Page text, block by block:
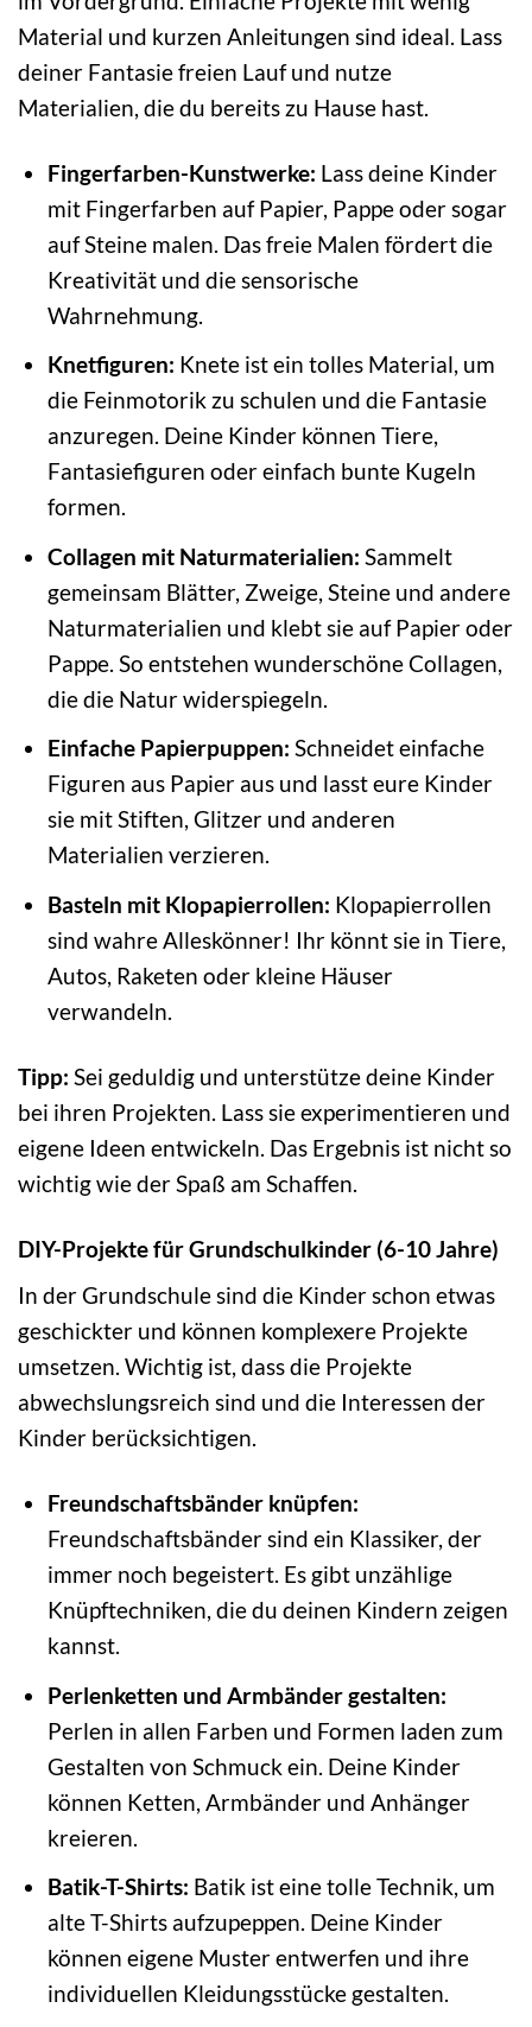
Material und kurzen Anleitungen sind ideal. Lass
deiner Fantasie freien Lauf und nutze
Materialien, die du bereits zu Hause hast.
Fingerfarben-Kunstwerke: Lass deine Kinder
mit Fingerfarben auf Papier, Pappe oder sogar
auf Steine malen. Das freie Malen fördert die
Kreativität und die sensorische
Wahrnehmung.
Knetfiguren: Knete ist ein tolles Material, um
die Feinmotorik zu schulen und die Fantasie
anzuregen. Deine Kinder können Tiere,
Fantasiefiguren oder einfach bunte Kugeln
formen.
Collagen mit Naturmaterialien: Sammelt
gemeinsam Blätter, Zweige, Steine und andere
Naturmaterialien und klebt sie auf Papier oder
Pappe. So entstehen wunderschöne Collagen,
die die Natur widerspiegeln.
Einfache Papierpuppen: Schneidet einfache
Figuren aus Papier aus und lasst eure Kinder
sie mit Stiften, Glitzer und anderen
Materialien verzieren.
Basteln mit Klopapierrollen: Klopapierrollen
sind wahre Alleskönner! Ihr könnt sie in Tiere,
Autos, Raketen oder kleine Häuser
verwandeln.
Tipp: Sei geduldig und unterstütze deine Kinder
bei ihren Projekten. Lass sie experimentieren und
eigene Ideen entwickeln. Das Ergebnis ist nicht so
wichtig wie der Spaß am Schaffen.
DIY-Projekte für Grundschulkinder (6-10 Jahre)
In der Grundschule sind die Kinder schon etwas
geschickter und können komplexere Projekte
umsetzen. Wichtig ist, dass die Projekte
abwechslungsreich sind und die Interessen der
Kinder berücksichtigen.
Freundschaftsbänder knüpfen:
Freundschaftsbänder sind ein Klassiker, der
immer noch begeistert. Es gibt unzählige
Knüpftechniken, die du deinen Kindern zeigen
kannst.
Perlenketten und Armbänder gestalten:
Perlen in allen Farben und Formen laden zum
Gestalten von Schmuck ein. Deine Kinder
können Ketten, Armbänder und Anhänger
kreieren.
Batik-T-Shirts: Batik ist eine tolle Technik, um
alte T-Shirts aufzupeppen. Deine Kinder
können eigene Muster entwerfen und ihre
individuellen Kleidungsstücke gestalten.